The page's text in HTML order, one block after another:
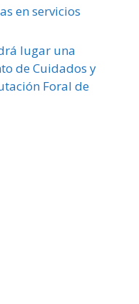
en servicios
lugar una
de Cuidados y
Foral de